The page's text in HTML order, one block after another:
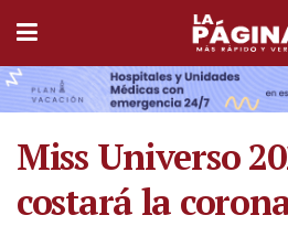
Miss Universo
costará la